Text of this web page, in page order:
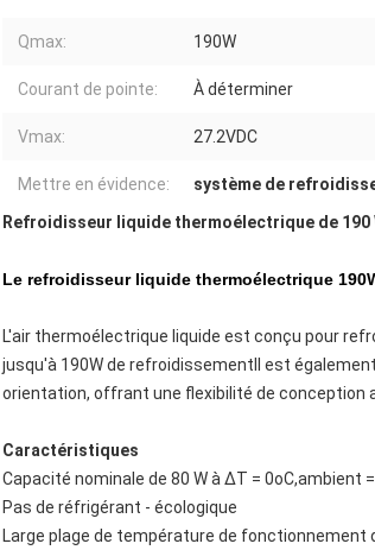
Qmax: 190W
Courant de pointe: À déterminer
Vmax: 27.2VDC
Mettre en évidence: système de
Refroidisseur liquide thermoélectrique de 190
Le refroidisseur liquide thermoélectrique
L'air thermoélectrique liquide est conçu pour
jusqu'à 190W de refroidissementIl est
orientation, offrant une flexibilité de conception
Caractéristiques
Capacité nominale de 80 W à ΔT = 0oC,ambient =
Pas de réfrigérant - écologique
Large plage de température de fonctionnement